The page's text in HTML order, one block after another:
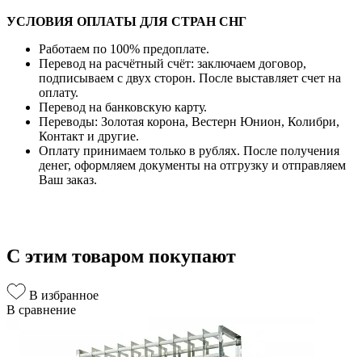
УСЛОВИЯ ОПЛАТЫ ДЛЯ СТРАН СНГ
Работаем по 100% предоплате.
Перевод на расчётный счёт: заключаем договор,
подписываем с двух сторон. После выставляет счет на
оплату.
Перевод на банковскую карту.
Переводы: Золотая корона, Вестерн Юнион, Колибри,
Контакт и другие.
Оплату принимаем только в рублях. После получения
денег, оформляем документы на отгрузку и отправляем
Ваш заказ.
С этим товаром покупают
В избранное
В сравнение